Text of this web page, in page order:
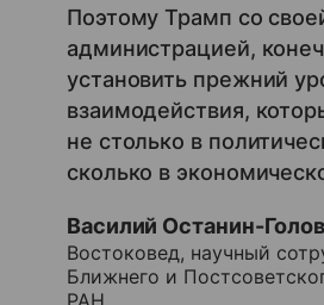
Поэтому Трамп со
администрацией,
установить прежний
взаимодействия,
не столько в
сколько в
Василий Останин-
Востоковед, научный
Ближнего и
РАН